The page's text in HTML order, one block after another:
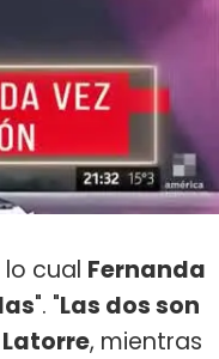
lo cual Fernanda
". "Las dos son
, mientras